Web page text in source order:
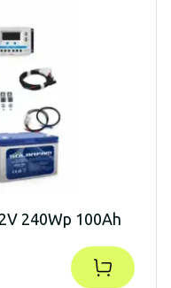
240Wp 100Ah